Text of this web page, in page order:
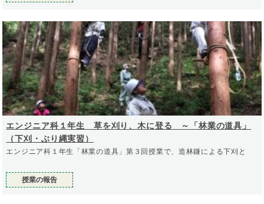
エンジニア科１年生 草を刈り、木に登る ～「林業の道具」
（下刈・ぶり縄実習）
エンジニア科１年生「林業の道具」第３回授業で、造林鎌による下刈と
授業の報告